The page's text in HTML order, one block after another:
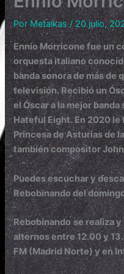
PorMetalkas/20 julio,
Ennio Morricone fue un
orquesta italiano
banda sonora de más de
televisión. Recibió un
el Óscar a la mejor
Hateful Eight. En 2020
Princesa de Asturias de
también compositor
Puedes escuchar y
Rebobinando del
Rebobinando se realiza
alternos entre 12.00 y
FM (Madrid Norte) y en